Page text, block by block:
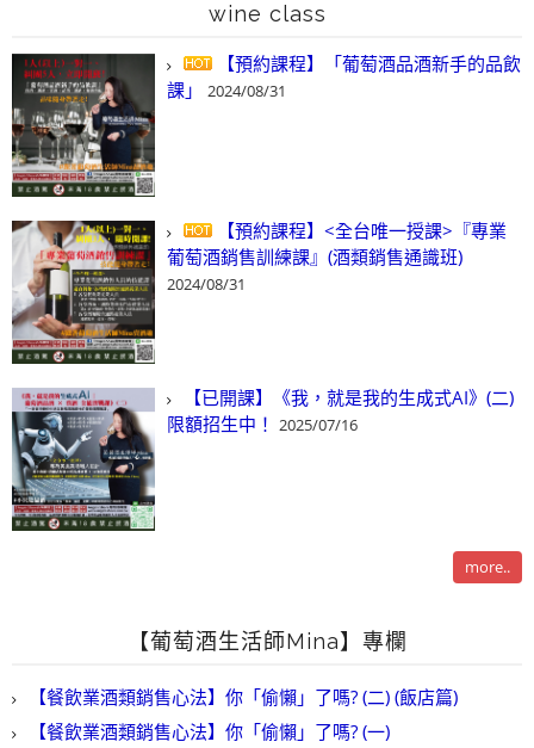
wine class
【預約課程】「葡萄酒品酒新手的品飲
課」
2024/08/31
【預約課程】<全台唯一授課>『專業
葡萄酒銷售訓練課』(酒類銷售通識班)
2024/08/31
【已開課】《我，就是我的生成式AI》(二)
限額招生中！ 2025/07/16
more..
【葡萄酒生活師Mina】專欄
【餐飲業酒類銷售心法】你「偷懶」了嗎? (二) (飯店篇)
【餐飲業酒類銷售心法】你「偷懶」了嗎? (一)